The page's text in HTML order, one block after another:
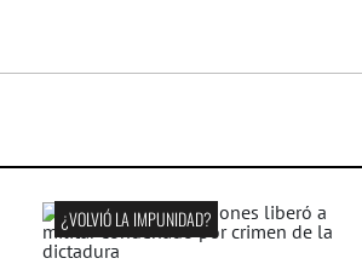
¿VOLVIÓ LA IMPUNIDAD?